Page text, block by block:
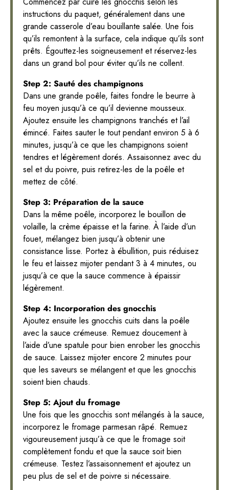
instructions du paquet, généralement dans une
grande casserole d’eau bouillante salée. Une fois
qu’ils remontent à la surface, cela indique qu’ils sont
prêts. Égouttez-les soigneusement et réservez-les
dans un grand bol pour éviter qu’ils ne collent.
Step 2: Sauté des champignons
Dans une grande poêle, faites fondre le beurre à
feu moyen jusqu’à ce qu’il devienne mousseux.
Ajoutez ensuite les champignons tranchés et l’ail
émincé. Faites sauter le tout pendant environ 5 à 6
minutes, jusqu’à ce que les champignons soient
tendres et légèrement dorés. Assaisonnez avec du
sel et du poivre, puis retirez-les de la poêle et
mettez de côté.
Step 3: Préparation de la sauce
Dans la même poêle, incorporez le bouillon de
volaille, la crème épaisse et la farine. À l’aide d’un
fouet, mélangez bien jusqu’à obtenir une
consistance lisse. Portez à ébullition, puis réduisez
le feu et laissez mijoter pendant 3 à 4 minutes, ou
jusqu’à ce que la sauce commence à épaissir
légèrement.
Step 4: Incorporation des gnocchis
Ajoutez ensuite les gnocchis cuits dans la poêle
avec la sauce crémeuse. Remuez doucement à
l’aide d’une spatule pour bien enrober les gnocchis
de sauce. Laissez mijoter encore 2 minutes pour
que les saveurs se mélangent et que les gnocchis
soient bien chauds.
Step 5: Ajout du fromage
Une fois que les gnocchis sont mélangés à la sauce,
incorporez le fromage parmesan râpé. Remuez
vigoureusement jusqu’à ce que le fromage soit
complètement fondu et que la sauce soit bien
crémeuse. Testez l’assaisonnement et ajoutez un
peu plus de sel et de poivre si nécessaire.